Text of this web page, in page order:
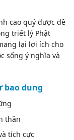
cao quý được đề
triết lý Phật
lại lợi ích cho
sống ý nghĩa và
bao dung
thần
tích cực